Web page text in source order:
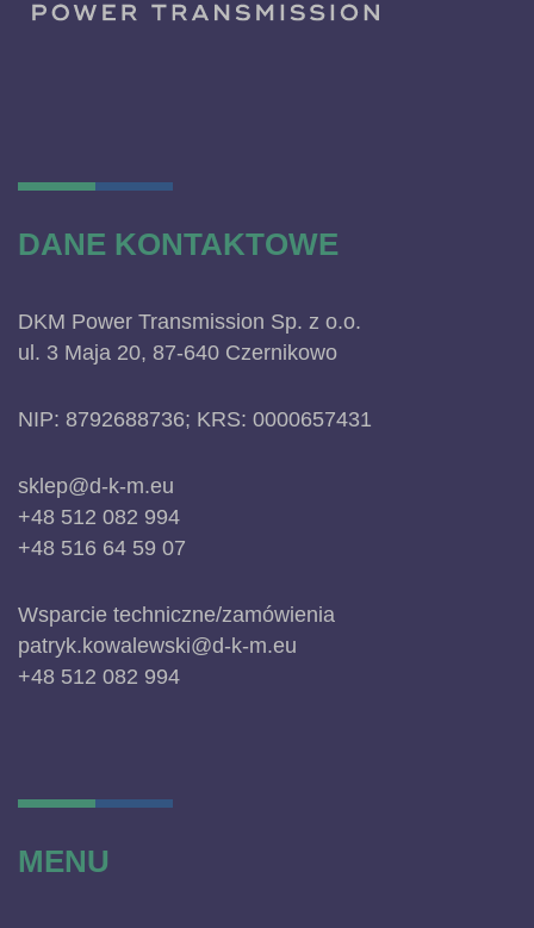
DANE KONTAKTOWE
DKM Power Transmission Sp. z o.o.
ul. 3 Maja 20, 87-640 Czernikowo
NIP: 8792688736; KRS: 0000657431
sklep@d-k-m.eu
+48 512 082 994
+48 516 64 59 07
Wsparcie techniczne/zamówienia
patryk.kowalewski@d-k-m.eu
+48 512 082 994
MENU